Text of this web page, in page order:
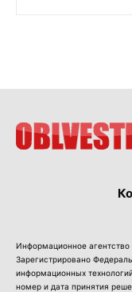
Информационное
Зарегистрировано
информационных
номер и дата принятия